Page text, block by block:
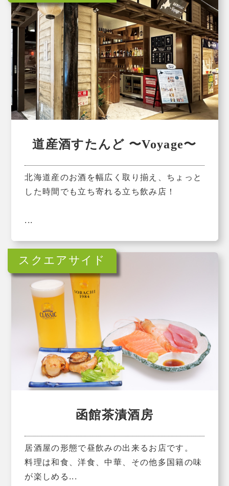
道産酒すたんど 〜Voyage〜
北海道産のお酒を幅広く取り揃え、ちょっと
した時間でも立ち寄れる立ち飲み店！
...
函館茶漬酒房
居酒屋の形態で昼飲みの出来るお店です。
料理は和食、洋食、中華、その他多国籍の味
が楽しめる...